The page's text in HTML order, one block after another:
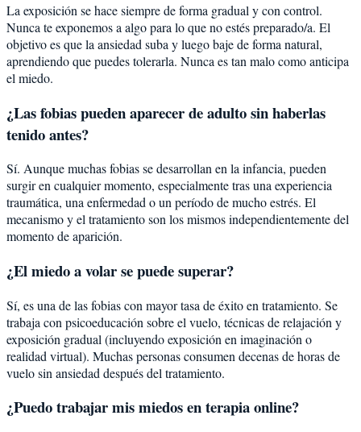
La exposición se hace siempre de forma gradual y con control.
Nunca te exponemos a algo para lo que no estés preparado/a. El
objetivo es que la ansiedad suba y luego baje de forma natural,
aprendiendo que puedes tolerarla. Nunca es tan malo como anticipa
el miedo.
¿Las fobias pueden aparecer de adulto sin haberlas
tenido antes?
Sí. Aunque muchas fobias se desarrollan en la infancia, pueden
surgir en cualquier momento, especialmente tras una experiencia
traumática, una enfermedad o un período de mucho estrés. El
mecanismo y el tratamiento son los mismos independientemente del
momento de aparición.
¿El miedo a volar se puede superar?
Sí, es una de las fobias con mayor tasa de éxito en tratamiento. Se
trabaja con psicoeducación sobre el vuelo, técnicas de relajación y
exposición gradual (incluyendo exposición en imaginación o
realidad virtual). Muchas personas consumen decenas de horas de
vuelo sin ansiedad después del tratamiento.
¿Puedo trabajar mis miedos en terapia online?